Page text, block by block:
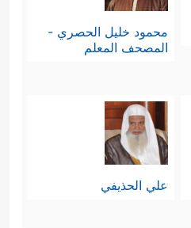
محمود خليل الحصري -
المصحف المعلم
علي الحذيفي